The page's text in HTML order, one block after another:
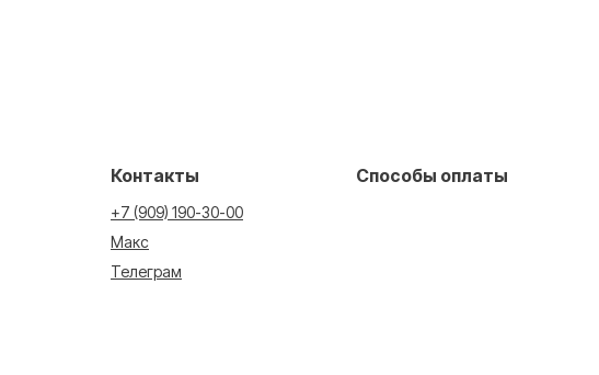
Контакты
+7 (909) 190-30-00
Макс
Телеграм
Способы оплаты